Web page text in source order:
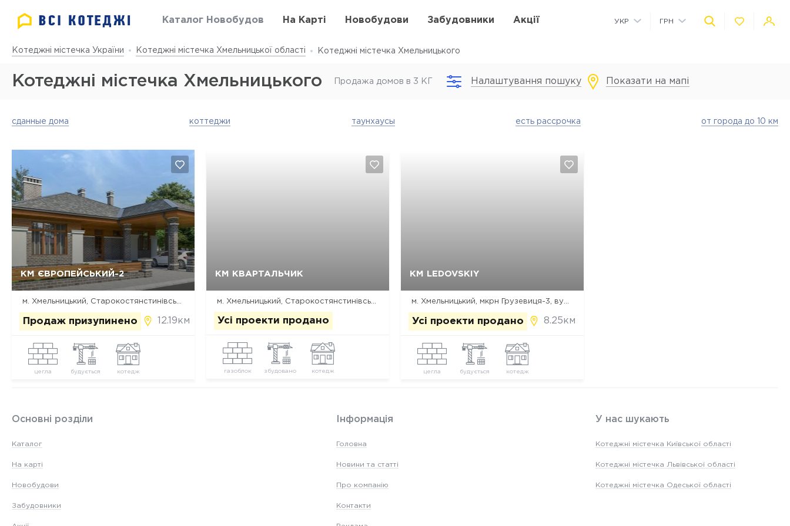
Каталог Новобудов На Карті Новобудови Забудовники Акції УКР ГРН
Котеджні містечка України Котеджні містечка Хмельницької області Котеджні містечка Хмельницького
Котеджні містечка Хмельницького Продажа домов в 3 КГ Налаштування пошуку Показати на мапі
сданные дома коттеджи таунхаусы есть рассрочка от города до 10 км
КМ ЄВРОПЕЙСЬКИЙ-2
Продаж призупинено 12.19км
цегла будується котедж
Так, видалити Відміна КМ КВАРТАЛЬЧИК
Усі проекти продано
газоблок збудовано котедж
КМ LEDOVSKIY
Усі проекти продано 8.25км
цегла будується котедж
Так, видалити
Основні розділи
Каталог
На карті
Новобудови
Забудовники
Інформація
Головна
Новини та статті
Про компанію
Контакти
У нас шукають
Котеджні містечка Київської області
Котеджні містечка Львівської області
Котеджні містечка Одеської області